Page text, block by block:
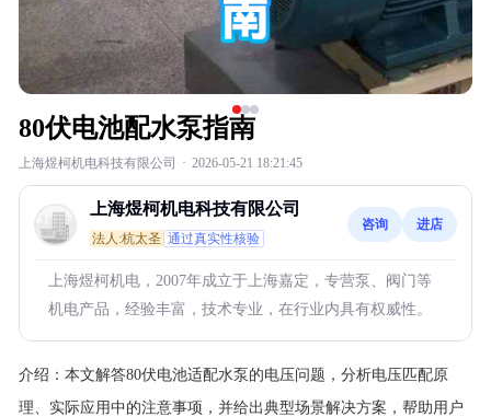
80伏电池配水泵指南
上海煜柯机电科技有限公司 · 2026-05-21 18:21:45
上海煜柯机电科技有限公司
法人:杭太圣 通过真实性核验
咨询 进店
上海煜柯机电，2007年成立于上海嘉定，专营泵、阀门等
机电产品，经验丰富，技术专业，在行业内具有权威性。
介绍： 本文解答80伏电池适配水泵的电压问题，分析电压匹配原
理、实际应用中的注意事项，并给出典型场景解决方案，帮助用户